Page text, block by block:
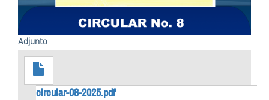
Adjunto
circular-08-2025.pdf